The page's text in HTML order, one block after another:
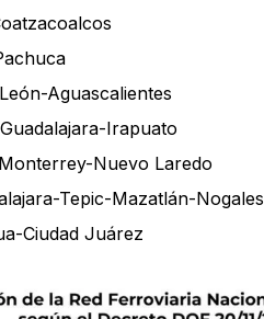
Aguascalientes
Irapuato
Nuevo Laredo
Tepic-Mazatlán-Nogales
Ciudad Juárez